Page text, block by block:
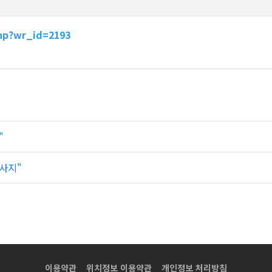
지"
이용약관 위치정보 이용약관 개인정보 처리방침